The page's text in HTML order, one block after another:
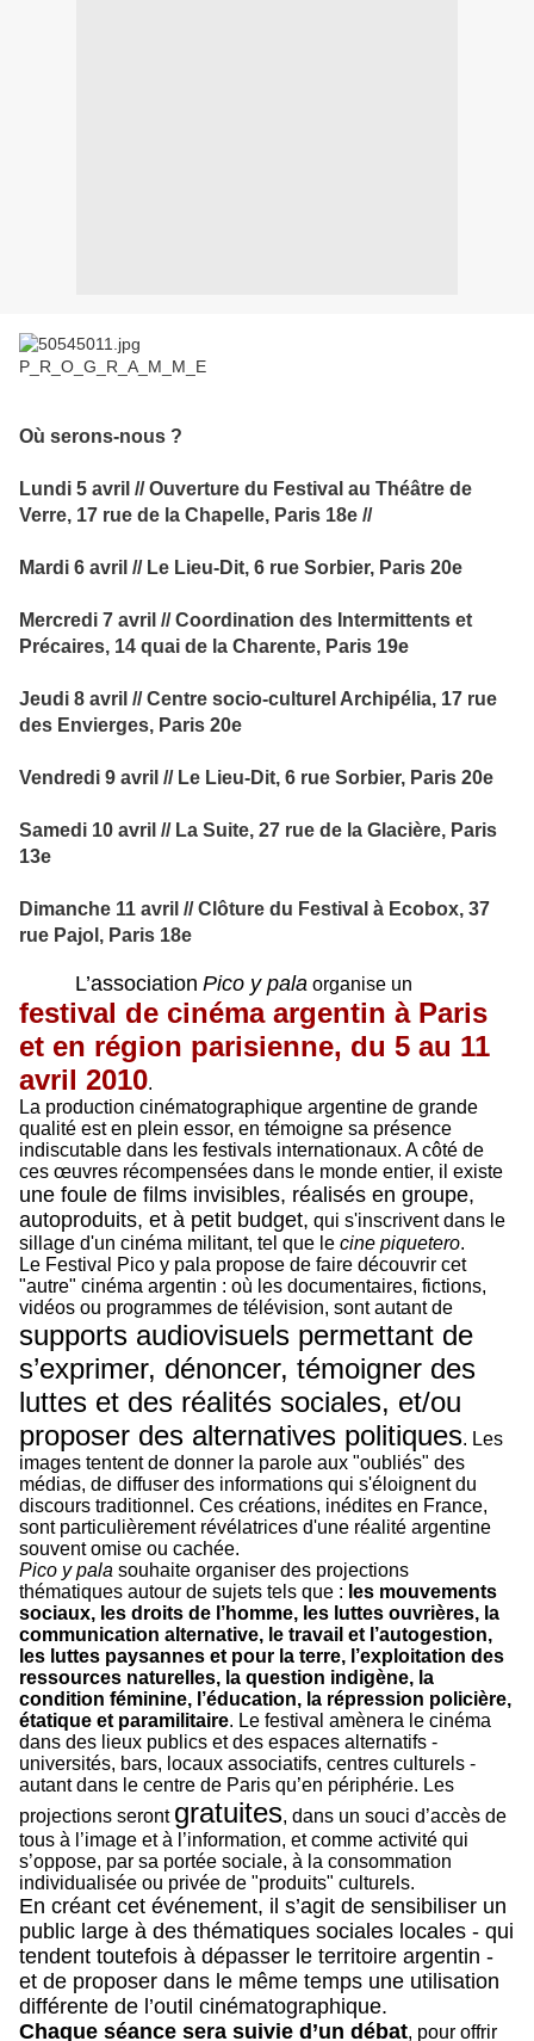
P_R_O_G_R_A_M_M_E
Où serons-nous ?
Lundi 5 avril // Ouverture du Festival au Théâtre de
Verre, 17 rue de la Chapelle, Paris 18e //
Mardi 6 avril // Le Lieu-Dit, 6 rue Sorbier, Paris 20e
Mercredi 7 avril // Coordination des Intermittents et
Précaires, 14 quai de la Charente, Paris 19e
Jeudi 8 avril // Centre socio-culturel Archipélia, 17 rue
des Envierges, Paris 20e
Vendredi 9 avril // Le Lieu-Dit, 6 rue Sorbier, Paris 20e
Samedi 10 avril // La Suite, 27 rue de la Glacière, Paris
13e
Dimanche 11 avril // Clôture du Festival à Ecobox, 37
rue Pajol, Paris 18e
L’association Pico y pala organise un
festival de cinéma argentin à Paris
et en région parisienne, du 5 au 11
avril 2010.
La production cinématographique argentine de grande
qualité est en plein essor, en témoigne sa présence
indiscutable dans les festivals internationaux. A côté de
ces œuvres récompensées dans le monde entier, il existe
une foule de films invisibles, réalisés en groupe,
autoproduits, et à petit budget, qui s'inscrivent dans le
sillage d'un cinéma militant, tel que le cine piquetero.
Le Festival Pico y pala propose de faire découvrir cet
"autre" cinéma argentin : où les documentaires, fictions,
vidéos ou programmes de télévision, sont autant de
supports audiovisuels permettant de
s’exprimer, dénoncer, témoigner des
luttes et des réalités sociales, et/ou
proposer des alternatives politiques. Les
images tentent de donner la parole aux "oubliés" des
médias, de diffuser des informations qui s'éloignent du
discours traditionnel. Ces créations, inédites en France,
sont particulièrement révélatrices d'une réalité argentine
souvent omise ou cachée.
Pico y pala souhaite organiser des projections
thématiques autour de sujets tels que : les mouvements
sociaux, les droits de l’homme, les luttes ouvrières, la
communication alternative, le travail et l’autogestion,
les luttes paysannes et pour la terre, l’exploitation des
ressources naturelles, la question indigène, la
condition féminine, l’éducation, la répression policière,
étatique et paramilitaire. Le festival amènera le cinéma
dans des lieux publics et des espaces alternatifs -
universités, bars, locaux associatifs, centres culturels -
autant dans le centre de Paris qu’en périphérie. Les
projections seront gratuites, dans un souci d’accès de
tous à l’image et à l’information, et comme activité qui
s’oppose, par sa portée sociale, à la consommation
individualisée ou privée de "produits" culturels.
En créant cet événement, il s’agit de sensibiliser un
public large à des thématiques sociales locales - qui
tendent toutefois à dépasser le territoire argentin -
et de proposer dans le même temps une utilisation
différente de l’outil cinématographique.
Chaque séance sera suivie d’un débat, pour offrir